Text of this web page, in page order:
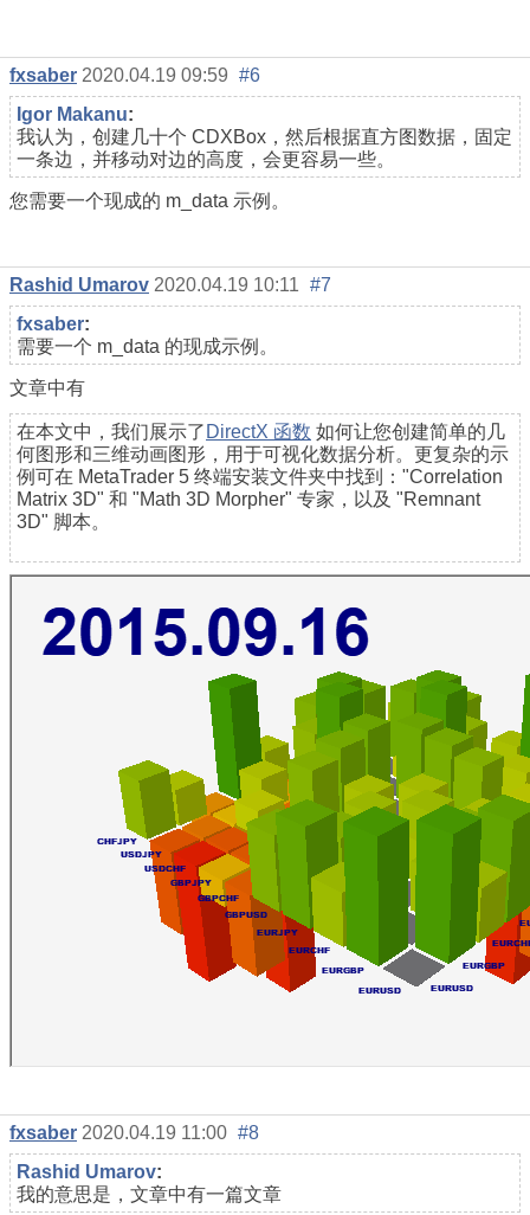
fxsaber 2020.04.19 09:59 #6
Igor Makanu:
我认为，创建几十个 CDXBox，然后根据直方图数据，固定
一条边，并移动对边的高度，会更容易一些。
您需要一个现成的 m_data 示例。
Rashid Umarov 2020.04.19 10:11 #7
fxsaber:
需要一个 m_data 的现成示例。
文章中有
在本文中，我们展示了 DirectX 函数 如何让您创建简单的几
何图形和三维动画图形，用于可视化数据分析。更复杂的示
例可在 MetaTrader 5 终端安装文件夹中找到："Correlation
Matrix 3D" 和 "Math 3D Morpher" 专家，以及 "Remnant
3D" 脚本。
fxsaber 2020.04.19 11:00 #8
Rashid Umarov:
我的意思是，文章中有一篇文章